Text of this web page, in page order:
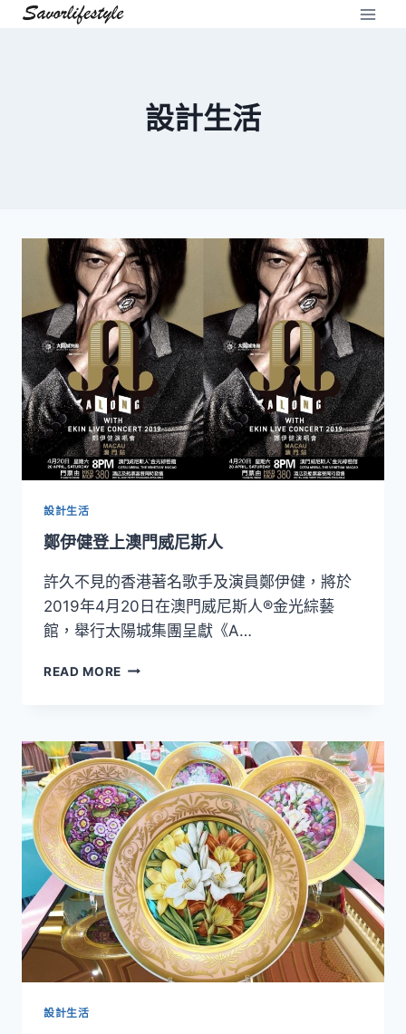
Skip
設計生活
設計生活
鄭伊健登上澳門威尼斯人
許久不見的香港著名歌手及演員鄭伊健，將於
2019年4月20日在澳門威尼斯人®金光綜藝
館，舉行太陽城集團呈獻《A…
READ MORE 鄭
上
澳
門
威
尼
斯
人
設計生活